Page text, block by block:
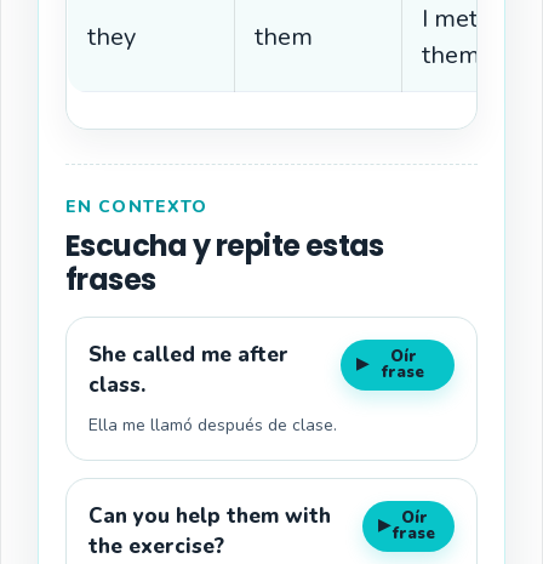
they them
I met
them.
EN CONTEXTO
Escucha y repite estas
frases
She called me after
class.
▶ Oír
frase
Ella me llamó después de clase.
Can you help them with
the exercise?
▶ Oír
frase